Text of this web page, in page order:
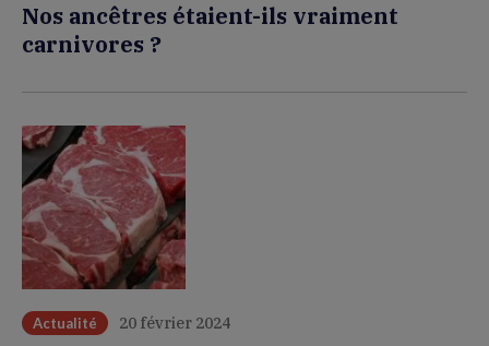
Nos ancêtres étaient-ils vraiment
carnivores ?
Actualité 20 février 2024